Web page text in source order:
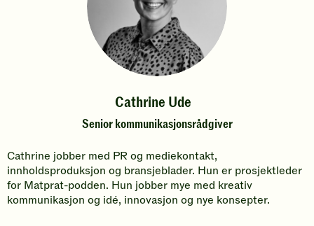
Cathrine Ude
Senior kommunikasjonsrådgiver
Cathrine jobber med PR og mediekontakt,
innholdsproduksjon og bransjeblader. Hun er prosjektleder
for Matprat-podden. Hun jobber mye med kreativ
kommunikasjon og idé, innovasjon og nye konsepter.